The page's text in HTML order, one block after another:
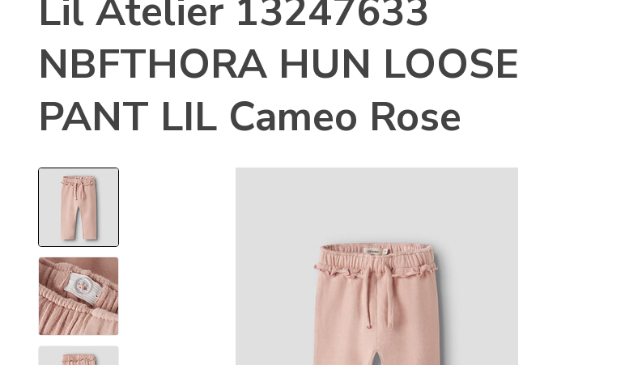
Lil Atelier 13247633
NBFTHORA HUN LOOSE
PANT LIL Cameo Rose